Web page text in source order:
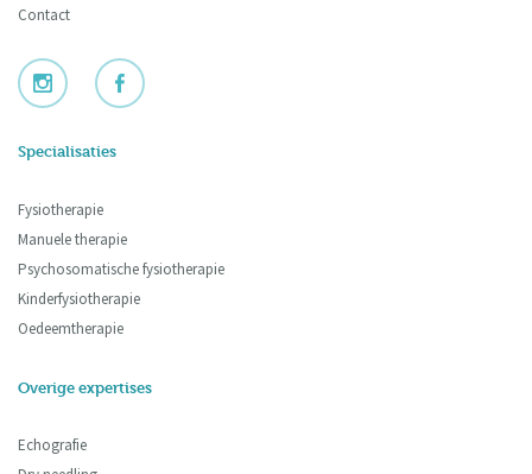
Contact
Specialisaties
Fysiotherapie
Manuele therapie
Psychosomatische fysiotherapie
Kinderfysiotherapie
Oedeemtherapie
Overige expertises
Echografie